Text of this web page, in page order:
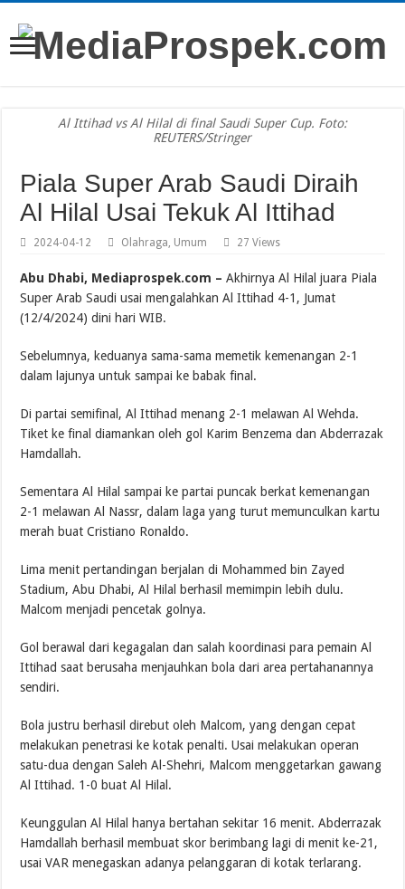
Al Ittihad vs Al Hilal di final Saudi Super Cup. Foto:
REUTERS/Stringer
Piala Super Arab Saudi Diraih
Al Hilal Usai Tekuk Al Ittihad
2024-04-12 Olahraga, Umum 27 Views
Abu Dhabi, Mediaprospek.com – Akhirnya Al Hilal juara Piala
Super Arab Saudi usai mengalahkan Al Ittihad 4-1, Jumat
(12/4/2024) dini hari WIB.
Sebelumnya, keduanya sama-sama memetik kemenangan 2-1
dalam lajunya untuk sampai ke babak final.
Di partai semifinal, Al Ittihad menang 2-1 melawan Al Wehda.
Tiket ke final diamankan oleh gol Karim Benzema dan Abderrazak
Hamdallah.
Sementara Al Hilal sampai ke partai puncak berkat kemenangan
2-1 melawan Al Nassr, dalam laga yang turut memunculkan kartu
merah buat Cristiano Ronaldo.
Lima menit pertandingan berjalan di Mohammed bin Zayed
Stadium, Abu Dhabi, Al Hilal berhasil memimpin lebih dulu.
Malcom menjadi pencetak golnya.
Gol berawal dari kegagalan dan salah koordinasi para pemain Al
Ittihad saat berusaha menjauhkan bola dari area pertahanannya
sendiri.
Bola justru berhasil direbut oleh Malcom, yang dengan cepat
melakukan penetrasi ke kotak penalti. Usai melakukan operan
satu-dua dengan Saleh Al-Shehri, Malcom menggetarkan gawang
Al Ittihad. 1-0 buat Al Hilal.
Keunggulan Al Hilal hanya bertahan sekitar 16 menit. Abderrazak
Hamdallah berhasil membuat skor berimbang lagi di menit ke-21,
usai VAR menegaskan adanya pelanggaran di kotak terlarang.